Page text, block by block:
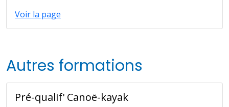
Voir la page
Autres formations
Pré-qualif' Canoë-kayak